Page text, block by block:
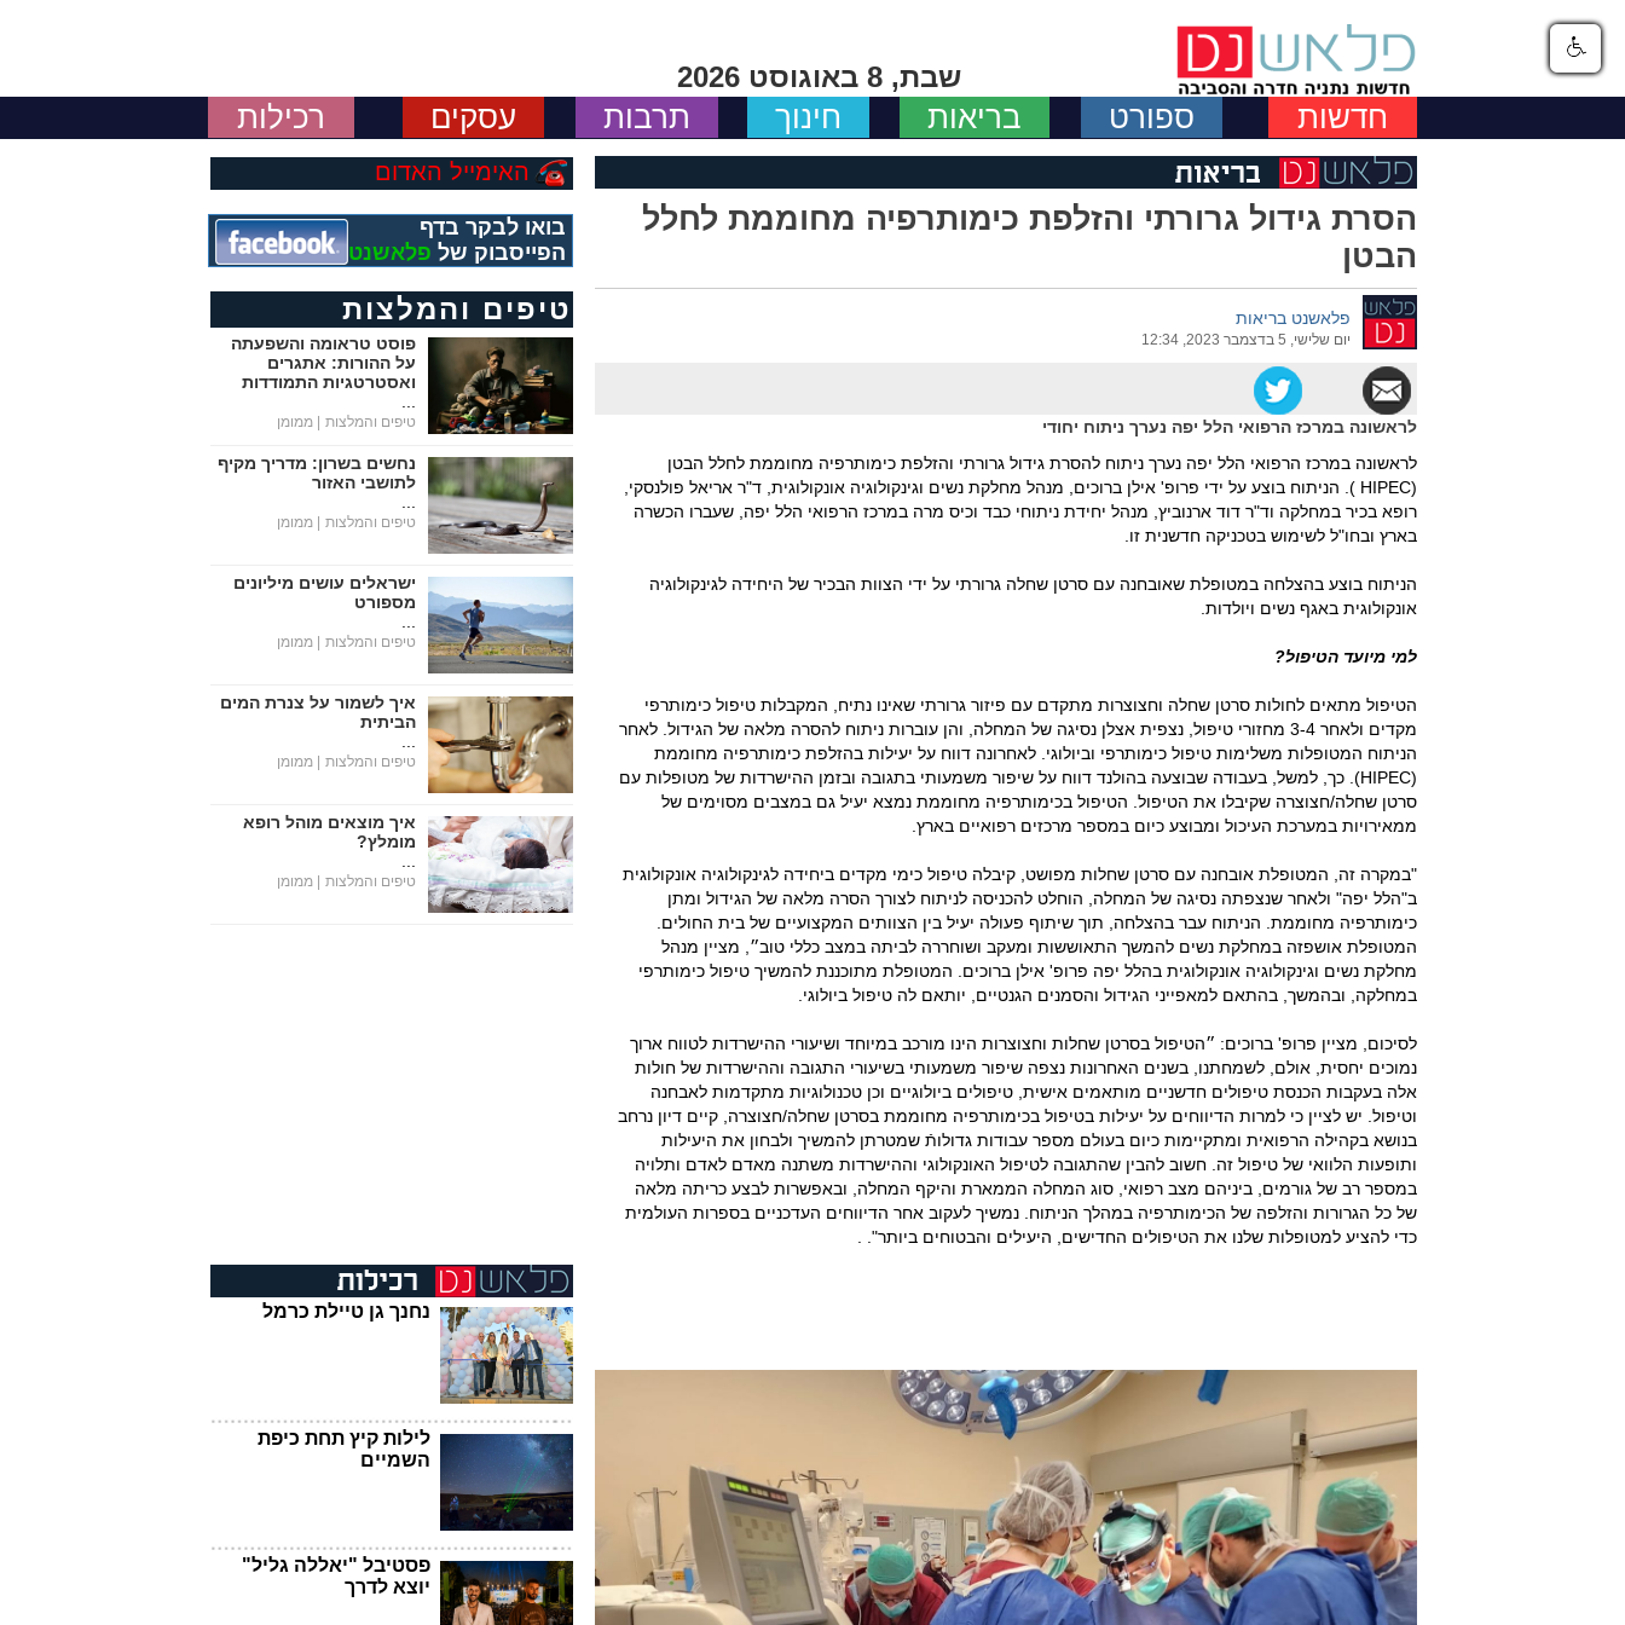
שבת, 8 באוגוסט 2026
חדשות ספורט בריאות חינוך תרבות עסקים רכילות
הסרת גידול גרורתי והזלפת כימותרפיה מחוממת לחלל
הבטן
פלאשנט בריאות
יום שלישי, 5 בדצמבר 2023, 12:34
לראשונה במרכז הרפואי הלל יפה נערך ניתוח יחודי
לראשונה במרכז הרפואי הלל יפה נערך ניתוח להסרת גידול גרורתי והזלפת כימותרפיה מחוממת לחלל הבטן
(HIPEC ). הניתוח בוצע על ידי פרופ' אילן ברוכים, מנהל מחלקת נשים וגינקולוגיה אונקולוגית, ד"ר אריאל פולנסקי,
רופא בכיר במחלקה וד"ר דוד ארנוביץ, מנהל יחידת ניתוחי כבד וכיס מרה במרכז הרפואי הלל יפה, שעברו הכשרה
בארץ ובחו"ל לשימוש בטכניקה חדשנית זו.
הניתוח בוצע בהצלחה במטופלת שאובחנה עם סרטן שחלה גרורתי על ידי הצוות הבכיר של היחידה לגינקולוגיה
אונקולוגית באגף נשים ויולדות.
למי מיועד הטיפול?
הטיפול מתאים לחולות סרטן שחלה וחצוצרות מתקדם עם פיזור גרורתי שאינו נתיח, המקבלות טיפול כימותרפי
מקדים ולאחר 3-4 מחזורי טיפול, נצפית אצלן נסיגה של המחלה, והן עוברות ניתוח להסרה מלאה של הגידול. לאחר
הניתוח המטופלות משלימות טיפול כימותרפי וביולוגי. לאחרונה דווח על יעילות בהזלפת כימותרפיה מחוממת
(HIPEC). כך, למשל, בעבודה שבוצעה בהולנד דווח על שיפור משמעותי בתגובה ובזמן ההישרדות של מטופלות עם
סרטן שחלה/חצוצרה שקיבלו את הטיפול. הטיפול בכימותרפיה מחוממת נמצא יעיל גם במצבים מסוימים של
ממאירויות במערכת העיכול ומבוצע כיום במספר מרכזים רפואיים בארץ.
"במקרה זה, המטופלת אובחנה עם סרטן שחלות מפושט, קיבלה טיפול כימי מקדים ביחידה לגינקולוגיה אונקולוגית
ב"הלל יפה" ולאחר שנצפתה נסיגה של המחלה, הוחלט להכניסה לניתוח לצורך הסרה מלאה של הגידול ומתן
כימותרפיה מחוממת. הניתוח עבר בהצלחה, תוך שיתוף פעולה יעיל בין הצוותים המקצועיים של בית החולים.
המטופלת אושפזה במחלקת נשים להמשך התאוששות ומעקב ושוחררה לביתה במצב כללי טוב״, מציין מנהל
מחלקת נשים וגינקולוגיה אונקולוגית בהלל יפה פרופ' אילן ברוכים. המטופלת מתוכננת להמשיך טיפול כימותרפי
במחלקה, ובהמשך, בהתאם למאפייני הגידול והסמנים הגנטיים, יותאם לה טיפול ביולוגי.
לסיכום, מציין פרופ' ברוכים: ״הטיפול בסרטן שחלות וחצוצרות הינו מורכב במיוחד ושיעורי ההישרדות לטווח ארוך
נמוכים יחסית, אולם, לשמחתנו, בשנים האחרונות נצפה שיפור משמעותי בשיעורי התגובה וההישרדות של חולות
אלה בעקבות הכנסת טיפולים חדשניים מותאמים אישית, טיפולים ביולוגיים וכן טכנולוגיות מתקדמות לאבחנה
וטיפול. יש לציין כי למרות הדיווחים על יעילות בטיפול בכימותרפיה מחוממת בסרטן שחלה/חצוצרה, קיים דיון נרחב
בנושא בקהילה הרפואית ומתקיימות כיום בעולם מספר עבודות גדולותֿ שמטרתן להמשיך ולבחון את היעילות
ותופעות הלוואי של טיפול זה. חשוב להבין שהתגובה לטיפול האונקולוגי וההישרדות משתנה מאדם לאדם ותלויה
במספר רב של גורמים, ביניהם מצב רפואי, סוג המחלה הממארת והיקף המחלה, ובאפשרות לבצע כריתה מלאה
של כל הגרורות והזלפה של הכימותרפיה במהלך הניתוח. נמשיך לעקוב אחר הדיווחים העדכניים בספרות העולמית
כדי להציע למטופלות שלנו את הטיפולים החדישים, היעילים והבטוחים ביותר". .
האימייל האדום
בואו לבקר בדף
הפייסבוק של פלאשנט
טיפים והמלצות
פוסט טראומה והשפעתה
על ההורות: אתגרים
ואסטרטגיות התמודדות
טיפים והמלצות | ממומן
נחשים בשרון: מדריך מקיף
לתושבי האזור
טיפים והמלצות | ממומן
ישראלים עושים מיליונים
מספורט
טיפים והמלצות | ממומן
איך לשמור על צנרת המים
הביתית
טיפים והמלצות | ממומן
איך מוצאים מוהל רופא
מומלץ?
טיפים והמלצות | ממומן
נחנך גן טיילת כרמל
לילות קיץ תחת כיפת
השמיים
פסטיבל "יאללה גליל"
יוצא לדרך